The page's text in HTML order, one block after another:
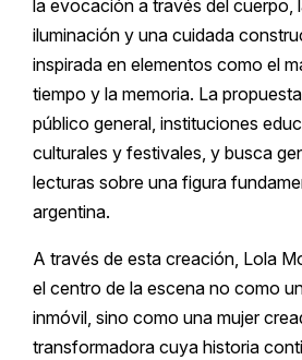
la evocación a través del cuerpo,
iluminación y una cuidada
inspirada en elementos como el
tiempo y la memoria. La
público general, instituciones
culturales y festivales, y busca
lecturas sobre una figura
argentina.
A través de esta creación, Lola
el centro de la escena no como
inmóvil, sino como una mujer
transformadora cuya historia